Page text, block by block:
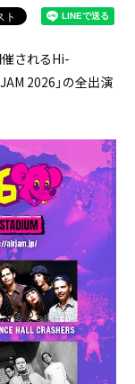
されるHi-
2026」の全出演